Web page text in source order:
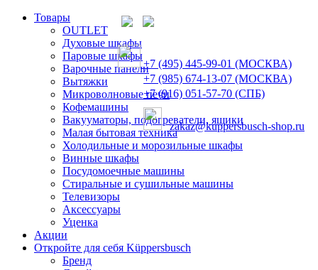
Товары
OUTLET
Духовые шкафы
Паровые шкафы
Варочные панели
Вытяжки
Микроволновые печи
Кофемашины
Вакууматоры, подогреватели, ящики
Малая бытовая техника
Холодильные и морозильные шкафы
Винные шкафы
Посудомоечные машины
Стиральные и сушильные машины
Телевизоры
Аксессуары
Уценка
Акции
Откройте для себя Küppersbusch
Бренд
+7 (495) 445-99-01 (МОСКВА)
+7 (985) 674-13-07 (МОСКВА)
+7 (916) 051-57-70 (СПБ)
zakaz@kuppersbusch-shop.ru